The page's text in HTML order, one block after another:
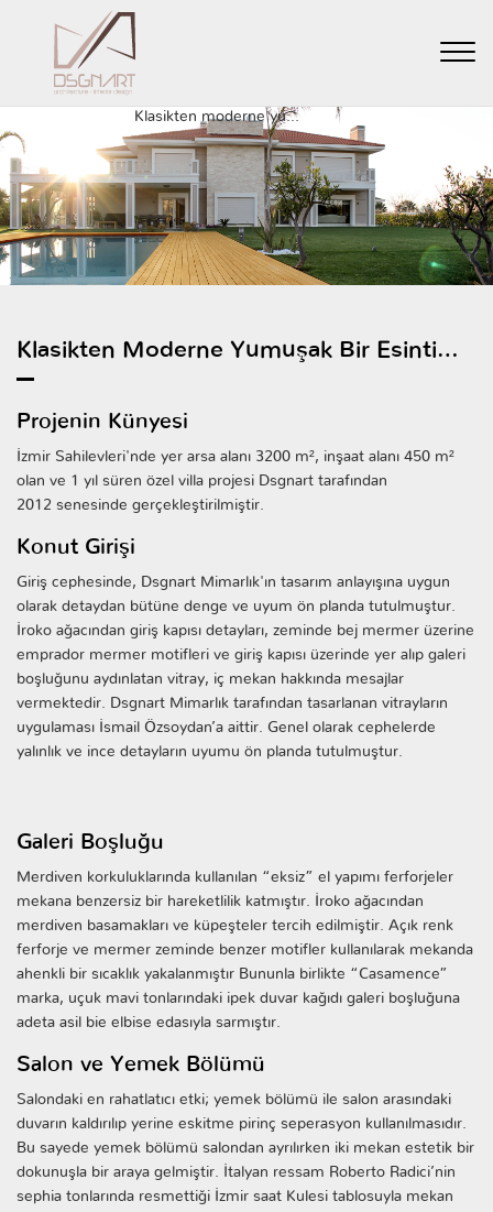
Anasayfa
Klasikten moderne yu...
Klasikten Moderne Yumuşak Bir Esinti…
Projenin Künyesi
İzmir Sahilevleri'nde yer arsa alanı 3200 m², inşaat alanı 450 m²
olan ve 1 yıl süren özel villa projesi Dsgnart tarafından
2012 senesinde gerçekleştirilmiştir.
Konut Girişi
Giriş cephesinde, Dsgnart Mimarlık'ın tasarım anlayışına uygun
olarak detaydan bütüne denge ve uyum ön planda tutulmuştur.
İroko ağacından giriş kapısı detayları, zeminde bej mermer üzerine
emprador mermer motifleri ve giriş kapısı üzerinde yer alıp galeri
boşluğunu aydınlatan vitray, iç mekan hakkında mesajlar
vermektedir. Dsgnart Mimarlık tarafından tasarlanan vitrayların
uygulaması İsmail Özsoydan’a aittir. Genel olarak cephelerde
yalınlık ve ince detayların uyumu ön planda tutulmuştur.
Galeri Boşluğu
Merdiven korkuluklarında kullanılan “eksiz” el yapımı ferforjeler
mekana benzersiz bir hareketlilik katmıştır. İroko ağacından
merdiven basamakları ve küpeşteler tercih edilmiştir. Açık renk
ferforje ve mermer zeminde benzer motifler kullanılarak mekanda
ahenkli bir sıcaklık yakalanmıştır Bununla birlikte “Casamence”
marka, uçuk mavi tonlarındaki ipek duvar kağıdı galeri boşluğuna
adeta asil bie elbise edasıyla sarmıştır.
Salon ve Yemek Bölümü
Salondaki en rahatlatıcı etki; yemek bölümü ile salon arasındaki
duvarın kaldırılıp yerine eskitme pirinç seperasyon kullanılmasıdır.
Bu sayede yemek bölümü salondan ayrılırken iki mekan estetik bir
dokunuşla bir araya gelmiştir. İtalyan ressam Roberto Radici’nin
sephia tonlarında resmettiği İzmir saat Kulesi tablosuyla mekan